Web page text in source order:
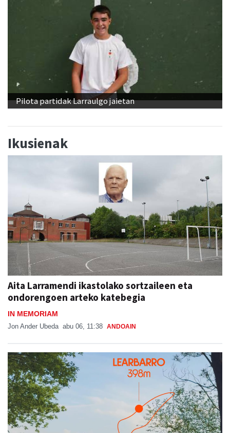
Pilota partidak Larraulgo jaietan
Ikusienak
Aita Larramendi ikastolako sortzaileen eta
ondorengoen arteko katebegia
IN MEMORIAM
Jon Ander Ubeda abu 06, 11:38 ANDOAIN